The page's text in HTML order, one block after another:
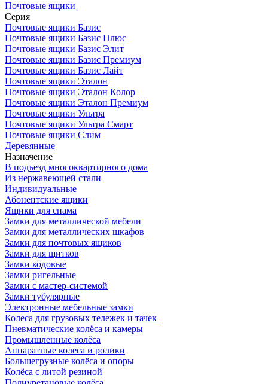
Почтовые ящики
Серия
Почтовые ящики Базис
Почтовые ящики Базис Плюс
Почтовые ящики Базис Элит
Почтовые ящики Базис Премиум
Почтовые ящики Базис Лайт
Почтовые ящики Эталон
Почтовые ящики Эталон Колор
Почтовые ящики Эталон Премиум
Почтовые ящики Ультра
Почтовые ящики Ультра Смарт
Почтовые ящики Слим
Деревянные
Назначение
В подъезд многоквартирного дома
Из нержавеющей стали
Индивидуальные
Абонентские ящики
Ящики для спама
Замки для металлической мебели
Замки для металлических шкафов
Замки для почтовых ящиков
Замки для щитков
Замки кодовые
Замки ригельные
Замки с мастер-системой
Замки тубулярные
Электронные мебельные замки
Колеса для грузовых тележек и тачек
Пневматические колёса и камеры
Промышленные колёса
Аппаратные колеса и ролики
Большегрузные колёса и опоры
Колёса с литой резиной